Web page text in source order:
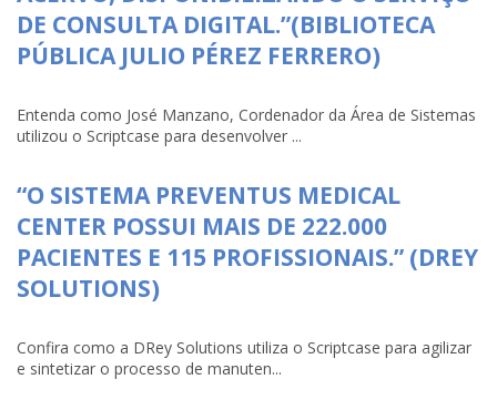
DE CONSULTA DIGITAL.”(BIBLIOTECA
PÚBLICA JULIO PÉREZ FERRERO)
Entenda como José Manzano, Cordenador da Área de Sistemas
utilizou o Scriptcase para desenvolver ...
“O SISTEMA PREVENTUS MEDICAL
CENTER POSSUI MAIS DE 222.000
PACIENTES E 115 PROFISSIONAIS.” (DREY
SOLUTIONS)
Confira como a DRey Solutions utiliza o Scriptcase para agilizar
e sintetizar o processo de manuten...